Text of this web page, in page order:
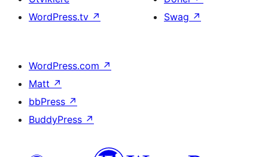
WordPress.tv ↗
Swag ↗
WordPress.com ↗
Matt ↗
bbPress ↗
BuddyPress ↗